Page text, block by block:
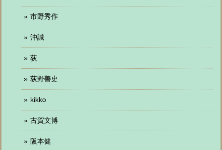
市野秀作
沖誠
荻
荻野善史
kikko
古賀文博
阪本健